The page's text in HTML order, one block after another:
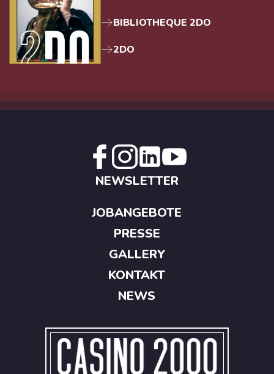
BIBLIOTHEQUE 2DO
2DO
NEWSLETTER
JOBANGEBOTE
PRESSE
GALLERY
KONTAKT
NEWS